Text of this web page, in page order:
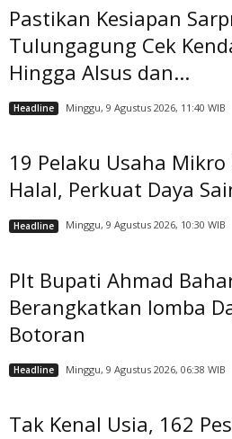
Pastikan Kesiapan
Tulungagung Cek
Hingga Alsus dan...
Headline Minggu, 9 Agustus 2026, 11:40 WIB
19 Pelaku Usaha
Halal, Perkuat Daya
Headline Minggu, 9 Agustus 2026, 10:30 WIB
Plt Bupati Ahmad
Berangkatkan lomba
Botoran
Headline Minggu, 9 Agustus 2026, 06:38 WIB
Tak Kenal Usia, 162